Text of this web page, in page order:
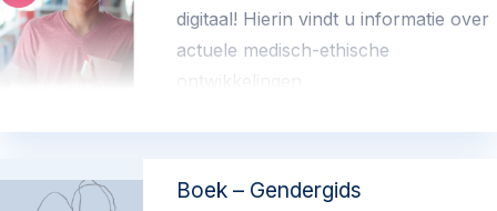
digitaal! Hierin vindt u informatie over
actuele medisch-ethische
ontwikkelingen.
Boek – Gendergids